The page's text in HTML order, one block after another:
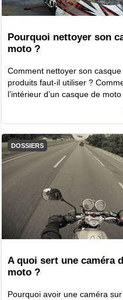
Pourquoi nettoyer son
moto ?
Comment nettoyer son
produits faut-il utiliser ?
l’intérieur d’un casque de moto
DOSSIERS
A quoi sert une caméra
moto ?
Pourquoi avoir une caméra